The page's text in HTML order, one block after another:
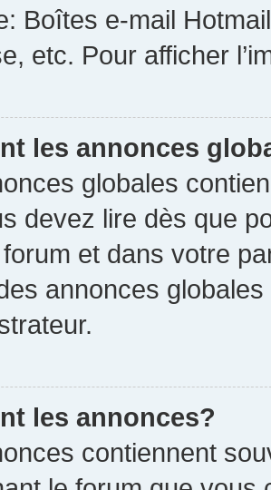
Boîtes e-mail
etc. Pour afficher
les annonces
globales
devez lire dès que
et dans votre
annonces
les annonces?
contiennent